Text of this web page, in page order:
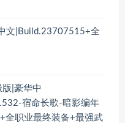
文|Build.23707515+全
|豪华中
宿命长歌-暗影编年
全职业最终装备+最强武